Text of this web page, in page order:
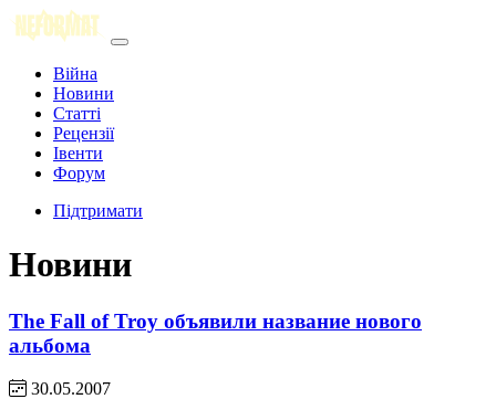
Війна
Новини
Статті
Рецензії
Івенти
Форум
Підтримати
Новини
The Fall of Troy объявили название нового
альбома
30.05.2007